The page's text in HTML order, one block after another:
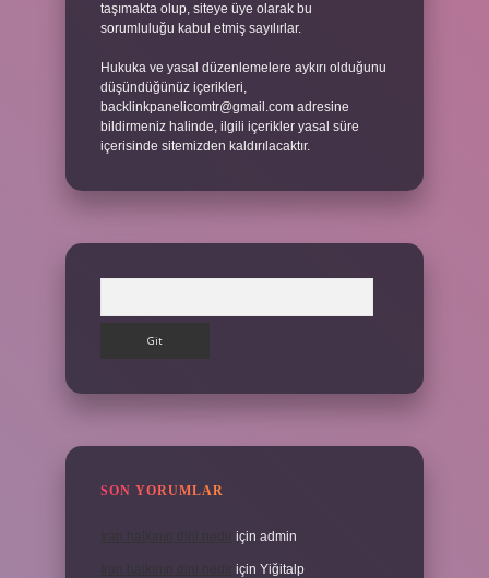
taşımakta olup, siteye üye olarak bu
sorumluluğu kabul etmiş sayılırlar.
Hukuka ve yasal düzenlemelere aykırı olduğunu
düşündüğünüz içerikleri,
backlinkpanelicomtr@gmail.com adresine
bildirmeniz halinde, ilgili içerikler yasal süre
içerisinde sitemizden kaldırılacaktır.
SON YORUMLAR
için admin
için Yiğitalp